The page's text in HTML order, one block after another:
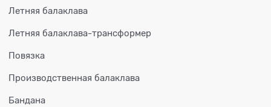
Летняя балаклава
Летняя балаклава-трансформер
Повязка
Производственная балаклава
Бандана